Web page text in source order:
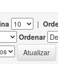
|
Ordenar